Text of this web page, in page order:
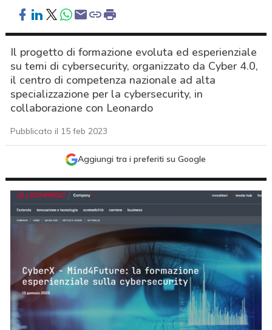
Il progetto di formazione evoluta ed esperienziale
su temi di cybersecurity, organizzato da Cyber 4.0,
il centro di competenza nazionale ad alta
specializzazione per la cybersecurity, in
collaborazione con Leonardo
Pubblicato il 15 feb 2023
Aggiungi tra i preferiti su Google